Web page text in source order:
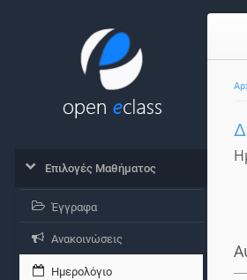
Επιλογές Μαθήματος
Έγγραφα
Ανακοινώσεις
Ημερολόγιο